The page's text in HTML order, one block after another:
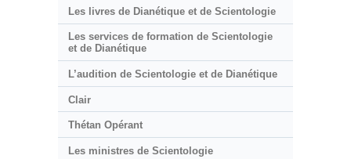
Les livres de Dianétique et de Scientologie
Les services de formation de Scientologie
et de Dianétique
L’audition de Scientologie et de Dianétique
Clair
Thétan Opérant
Les ministres de Scientologie